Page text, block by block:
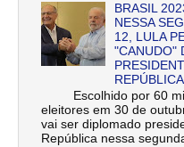
BRASIL
NESSA
12, LULA
"CANUDO"
REPÚBLICA
Escolhido por 60
eleitores em 30 de
vai ser diplomado
República nessa